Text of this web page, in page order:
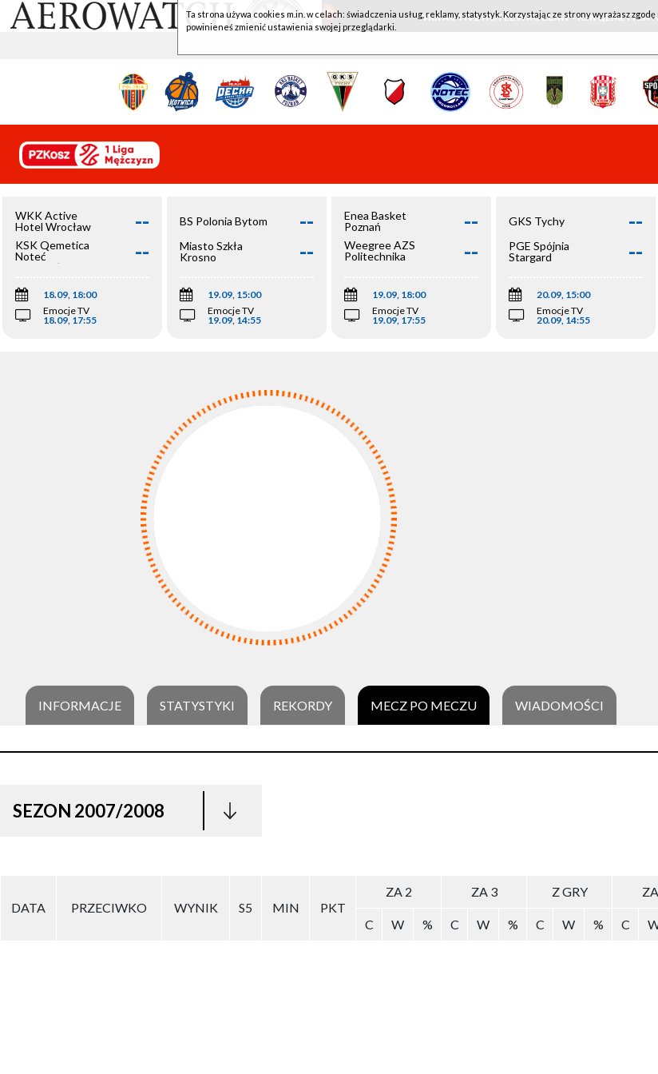
WKK ACTIVE HOTEL WROCŁAW - KSK QEMETICA
WKK Active
Hotel Wrocław
--
KSK Qemetica
Noteć
Inowrocław
--
18.09, 18:00
Emocje TV
18.09, 17:55
BS Polonia Bytom --
Miasto Szkła
Krosno
--
19.09, 15:00
Emocje TV
19.09, 14:55
Enea Basket
Poznań
--
Weegree AZS
Politechnika
--
19.09, 18:00
Emocje TV
19.09, 17:55
GKS Tychy --
PGE Spójnia
Stargard
--
20.09, 15:00
Emocje TV
20.09, 14:55
INFORMACJE STATYSTYKI REKORDY MECZ PO MECZU WIADOMOŚCI
SEZON 2007/2008
DATA PRZECIWKO WYNIK S5 MIN PKT
ZA 2 ZA 3 Z GRY
C
W % C W % C W % C
Ta strona używa cookies m.in. w celach: świadczenia usług, reklamy, statystyk. Korzystając ze strony wyrażasz
powinieneś zmienić ustawienia swojej przeglądarki.